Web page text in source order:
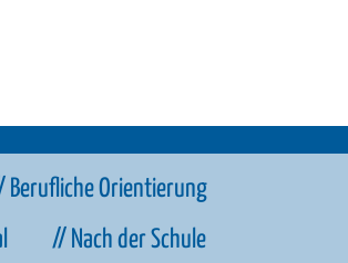
Berufliche Orientierung